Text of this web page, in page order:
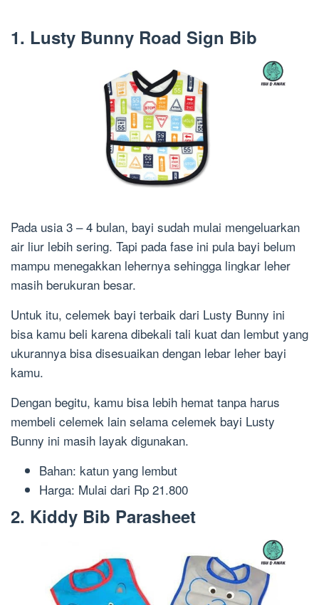
1. Lusty Bunny Road Sign Bib
Pada usia 3 – 4 bulan, bayi sudah mulai mengeluarkan
air liur lebih sering. Tapi pada fase ini pula bayi belum
mampu menegakkan lehernya sehingga lingkar leher
masih berukuran besar.
Untuk itu, celemek bayi terbaik dari Lusty Bunny ini
bisa kamu beli karena dibekali tali kuat dan lembut yang
ukurannya bisa disesuaikan dengan lebar leher bayi
kamu.
Dengan begitu, kamu bisa lebih hemat tanpa harus
membeli celemek lain selama celemek bayi Lusty
Bunny ini masih layak digunakan.
Bahan: katun yang lembut
Harga: Mulai dari Rp 21.800
2. Kiddy Bib Parasheet